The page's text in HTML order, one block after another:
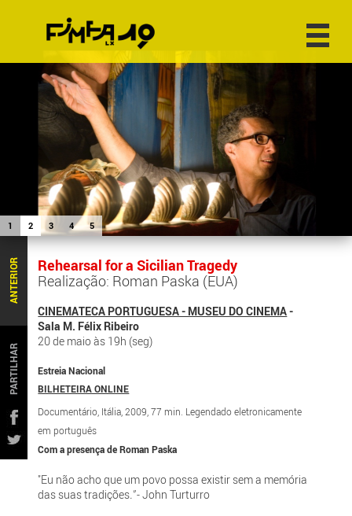
1 2 3 4 5
ANTERIOR
PARTILHAR
Rehearsal for a Sicilian Tragedy
Realização: Roman Paska (EUA)
CINEMATECA PORTUGUESA - MUSEU DO CINEMA-
Sala M. Félix Ribeiro
20 de maio às 19h (seg)
Estreia Nacional
BILHETEIRA ONLINE
Documentário, Itália, 2009, 77 min. Legendado eletronicamente
em português
Com a presença de Roman Paska
"Eu não acho que um povo possa existir sem a memória
das suas tradições."- John Turturro